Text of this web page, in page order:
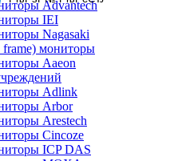
Advantech
IEI
Nagasaki
frame) мониторы
Aaeon
Adlink
Arbor
Arestech
Cincoze
ICP DAS